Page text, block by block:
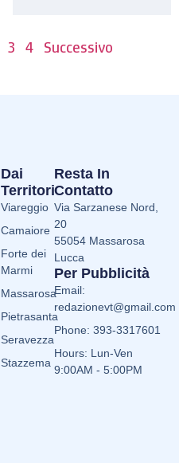
3 4 Successivo
Dai
Territori
Viareggio
Camaiore
Forte dei
Marmi
Massarosa
Pietrasanta
Seravezza
Stazzema
Resta In
Contatto
Via Sarzanese Nord,
20
55054 Massarosa
Lucca
Per Pubblicità
Email:
redazionevt@gmail.com
Phone: 393-3317601
Hours: Lun-Ven
9:00AM - 5:00PM